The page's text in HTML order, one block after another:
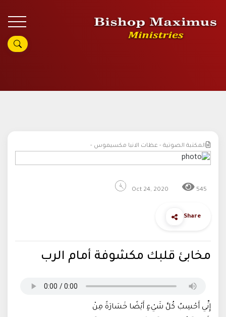
المكتبة الصوتية - عظات الانبا مكسيموس -
Oct 24, 2020 545
Share
مخابئ قلبك مكشوفة أمام الرب
إِنِّي أَحْسِبُ كُلَّ شَيْءٍ أَيْضًا خَسَارَةً مِنْ